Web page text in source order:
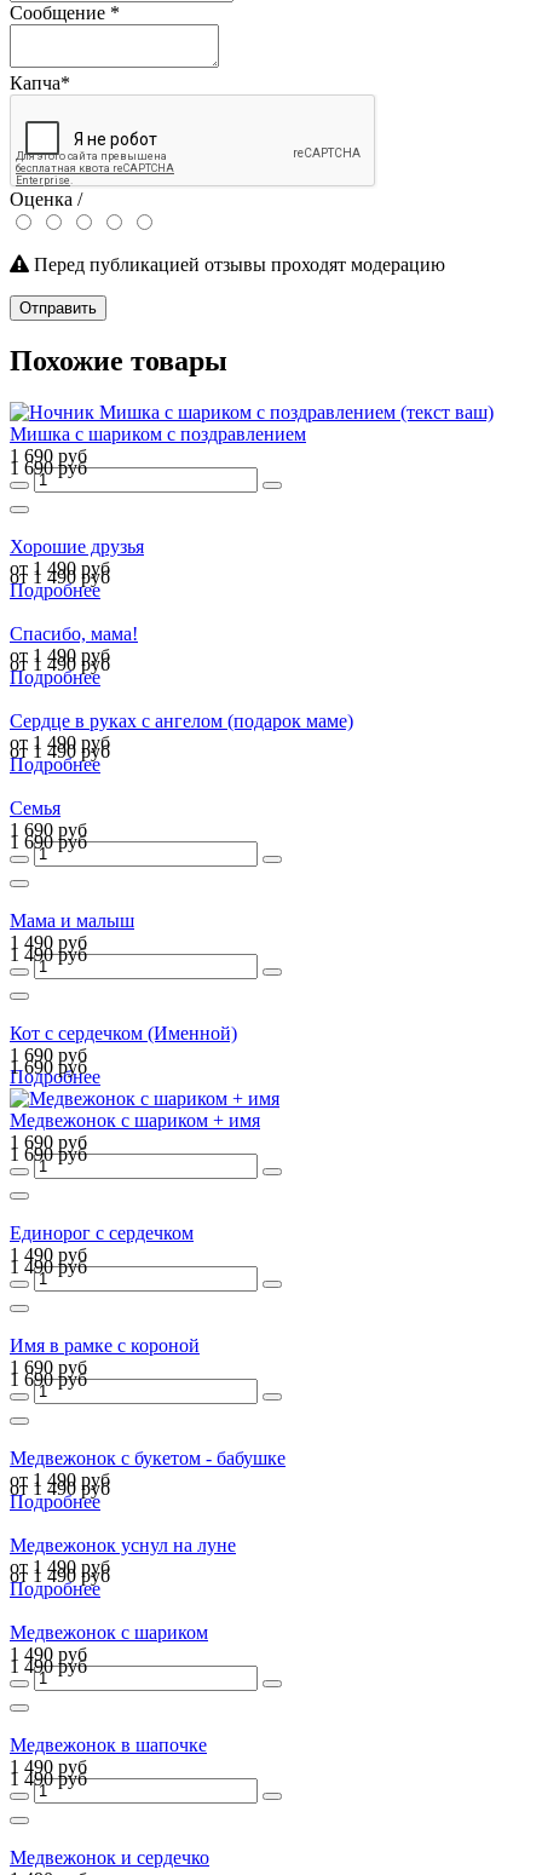
Сообщение *
Капча*
Оценка /
Перед публикацией отзывы проходят модерацию
Отправить
Похожие товары
Мишка с шариком с поздравлением
1 690 руб
1 690 руб
Хорошие друзья
от 1 490 руб
от 1 490 руб
Подробнее
Спасибо, мама!
от 1 490 руб
от 1 490 руб
Подробнее
Сердце в руках с ангелом (подарок маме)
от 1 490 руб
от 1 490 руб
Подробнее
Семья
1 690 руб
1 690 руб
Мама и малыш
1 490 руб
1 490 руб
Кот с сердечком (Именной)
1 690 руб
1 690 руб
Подробнее
Медвежонок с шариком + имя
1 690 руб
1 690 руб
Единорог с сердечком
1 490 руб
1 490 руб
Имя в рамке с короной
1 690 руб
1 690 руб
Медвежонок с букетом - бабушке
от 1 490 руб
от 1 490 руб
Подробнее
Медвежонок уснул на луне
от 1 490 руб
от 1 490 руб
Подробнее
Медвежонок с шариком
1 490 руб
1 490 руб
Медвежонок в шапочке
1 490 руб
1 490 руб
Медвежонок и сердечко